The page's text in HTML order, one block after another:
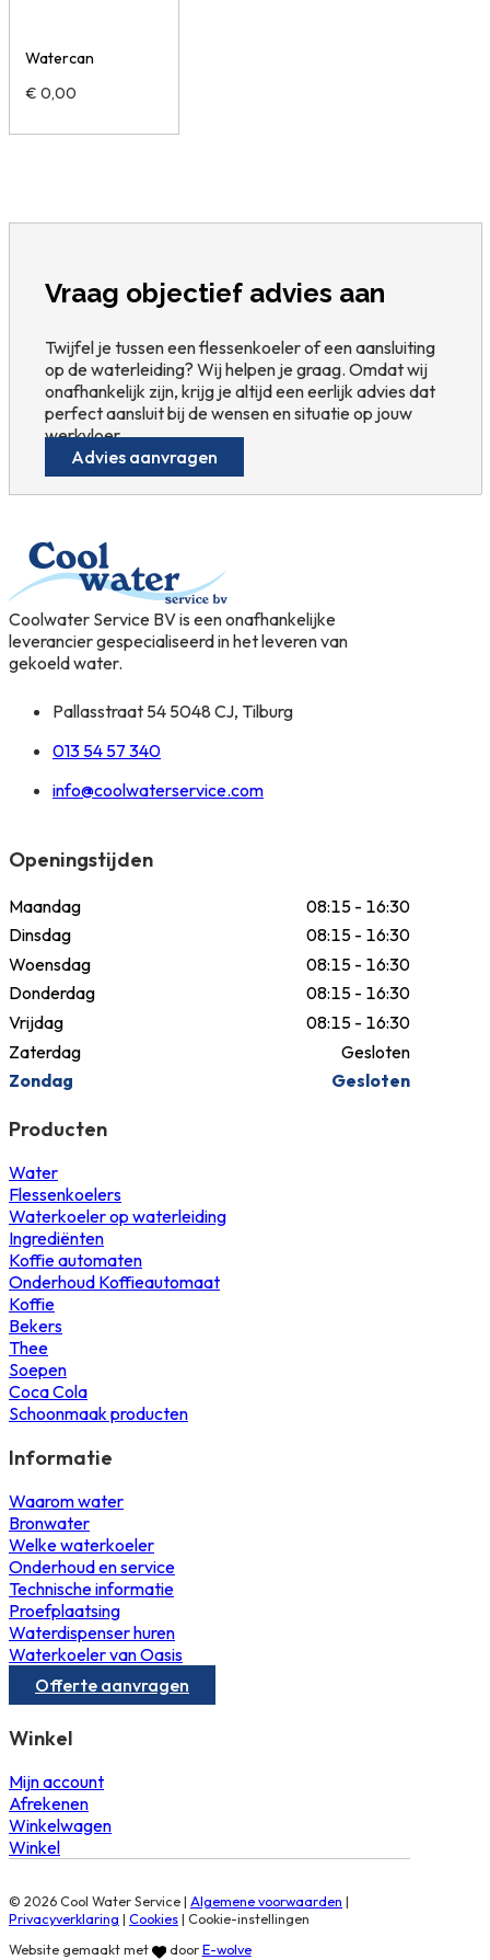
Watercan
€ 0,00
Vraag objectief advies aan
Twijfel je tussen een flessenkoeler of een aansluiting
op de waterleiding? Wij helpen je graag. Omdat wij
onafhankelijk zijn, krijg je altijd een eerlijk advies dat
perfect aansluit bij de wensen en situatie op jouw
werkvloer.
Advies aanvragen
Coolwater Service BV is een onafhankelijke
leverancier gespecialiseerd in het leveren van
gekoeld water.
Pallasstraat 54 5048 CJ, Tilburg
013 54 57 340
info@coolwaterservice.com
Openingstijden
Maandag
08:15 - 16:30
Dinsdag
08:15 - 16:30
Woensdag
08:15 - 16:30
Donderdag
08:15 - 16:30
Vrijdag
08:15 - 16:30
Zaterdag
Gesloten
Zondag
Gesloten
Producten
Water
Flessenkoelers
Waterkoeler op waterleiding
Ingrediënten
Koffie automaten
Onderhoud Koffieautomaat
Koffie
Bekers
Thee
Soepen
Coca Cola
Schoonmaak producten
Informatie
Waarom water
Bronwater
Welke waterkoeler
Onderhoud en service
Technische informatie
Proefplaatsing
Waterdispenser huren
Waterkoeler van Oasis
Offerte aanvragen
Winkel
Mijn account
Afrekenen
Winkelwagen
Winkel
© 2026 Cool Water Service | Algemene voorwaarden |
Privacyverklaring | Cookies| Cookie-instellingen
Website gemaakt met
doorE-wolve